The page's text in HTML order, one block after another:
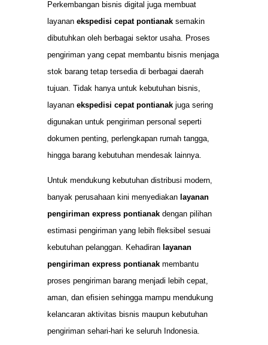
Perkembangan bisnis digital juga membuat
layanan ekspedisi cepat pontianak semakin
dibutuhkan oleh berbagai sektor usaha. Proses
pengiriman yang cepat membantu bisnis menjaga
stok barang tetap tersedia di berbagai daerah
tujuan. Tidak hanya untuk kebutuhan bisnis,
layanan ekspedisi cepat pontianak juga sering
digunakan untuk pengiriman personal seperti
dokumen penting, perlengkapan rumah tangga,
hingga barang kebutuhan mendesak lainnya.
Untuk mendukung kebutuhan distribusi modern,
banyak perusahaan kini menyediakan layanan
pengiriman express pontianak dengan pilihan
estimasi pengiriman yang lebih fleksibel sesuai
kebutuhan pelanggan. Kehadiran layanan
pengiriman express pontianak membantu
proses pengiriman barang menjadi lebih cepat,
aman, dan efisien sehingga mampu mendukung
kelancaran aktivitas bisnis maupun kebutuhan
pengiriman sehari-hari ke seluruh Indonesia.